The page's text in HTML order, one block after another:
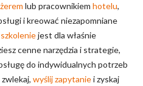
lub pracownikiem hotelu,
i kreować niezapomniane
szkoleniejest dla właśnie
cenne narzędzia i strategie,
do indywidualnych potrzeb
wyślij zapytaniei zyskaj